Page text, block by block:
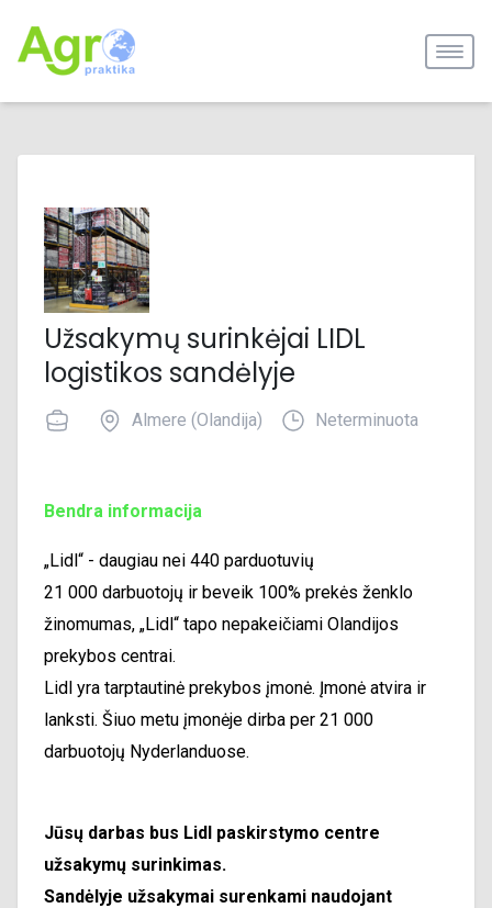
Užsakymų surinkėjai LIDL
logistikos sandėlyje
Almere (Olandija) Neterminuota
Bendra informacija
„Lidl“ - daugiau nei 440 parduotuvių
21 000 darbuotojų ir beveik 100% prekės ženklo
žinomumas, „Lidl“ tapo nepakeičiami Olandijos
prekybos centrai.
Lidl yra tarptautinė prekybos įmonė. Įmonė atvira ir
lanksti. Šiuo metu įmonėje dirba per 21 000
darbuotojų Nyderlanduose.
Jūsų darbas bus Lidl paskirstymo centre
užsakymų surinkimas.
Sandėlyje užsakymai surenkami naudojant